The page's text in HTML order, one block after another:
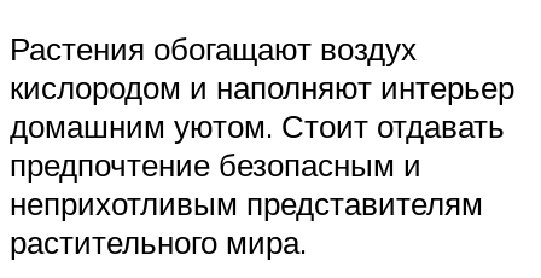
Растения обогащают воздух
кислородом и наполняют интерьер
домашним уютом. Стоит отдавать
предпочтение безопасным и
неприхотливым представителям
растительного мира.